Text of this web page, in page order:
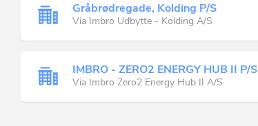
Gråbrødregade, Kolding P/S
Via Imbro Udbytte - Kolding A/S
IMBRO - ZERO2 ENERGY HUB II P/S
Via Imbro Zero2 Energy Hub II A/S